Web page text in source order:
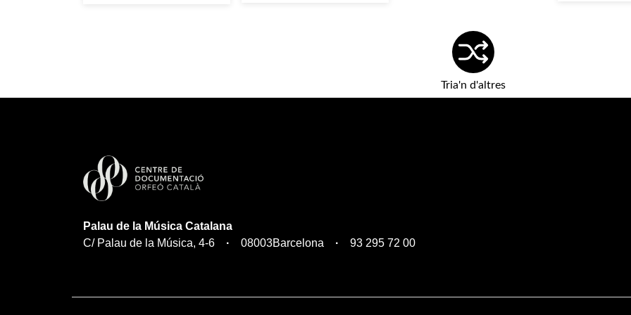
Tria'n d'altres
Palau de la Música Catalana
C/ Palau de la Música, 4-6
08003Barcelona 93 295 72 00